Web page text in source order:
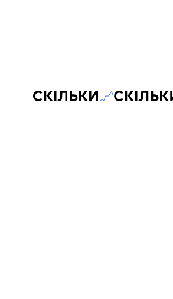
Скільки-скільки? — Медіа